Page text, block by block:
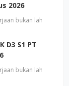
2026
bukan lah
D3 S1 PT
bukan lah